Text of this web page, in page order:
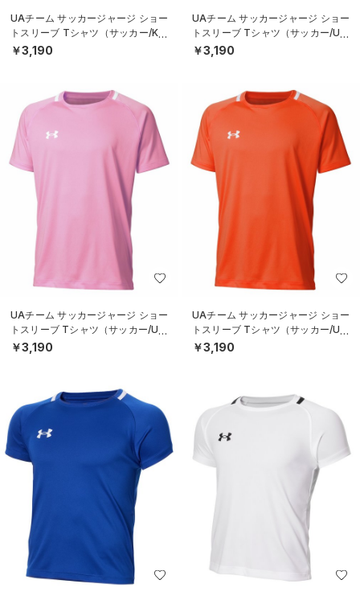
UAチーム サッカージャージ ショー
トスリーブ Tシャツ（サッカー/KID
S）
￥3,190
UAチーム サッカージャージ ショー
トスリーブ Tシャツ（サッカー/UNI
SEX）
￥3,190
UAチーム サッカージャージ ショー
トスリーブ Tシャツ（サッカー/UNI
SEX）
￥3,190
UAチーム サッカージャージ ショー
トスリーブ Tシャツ（サッカー/UNI
SEX）
￥3,190